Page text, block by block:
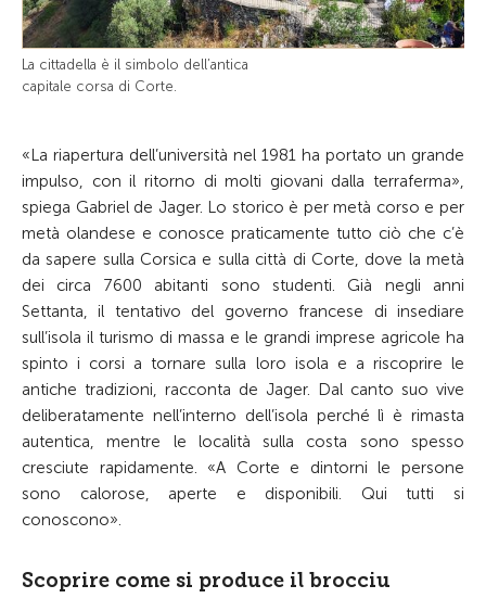
La cittadella è il simbolo dell’antica
capitale corsa di Corte.
«La riapertura dell’università nel 1981 ha portato un grande
impulso, con il ritorno di molti giovani dalla terraferma»,
spiega Gabriel de Jager. Lo storico è per metà corso e per
metà olandese e conosce praticamente tutto ciò che c’è
da sapere sulla Corsica e sulla città di Corte, dove la metà
dei circa 7600 abitanti sono studenti. Già negli anni
Settanta, il tentativo del governo francese di insediare
sull’isola il turismo di massa e le grandi imprese agricole ha
spinto i corsi a tornare sulla loro isola e a riscoprire le
antiche tradizioni, racconta de Jager. Dal canto suo vive
deliberatamente nell’interno dell’isola perché lì è rimasta
autentica, mentre le località sulla costa sono spesso
cresciute rapidamente. «A Corte e dintorni le persone
sono calorose, aperte e disponibili. Qui tutti si
conoscono».
Scoprire come si produce il brocciu